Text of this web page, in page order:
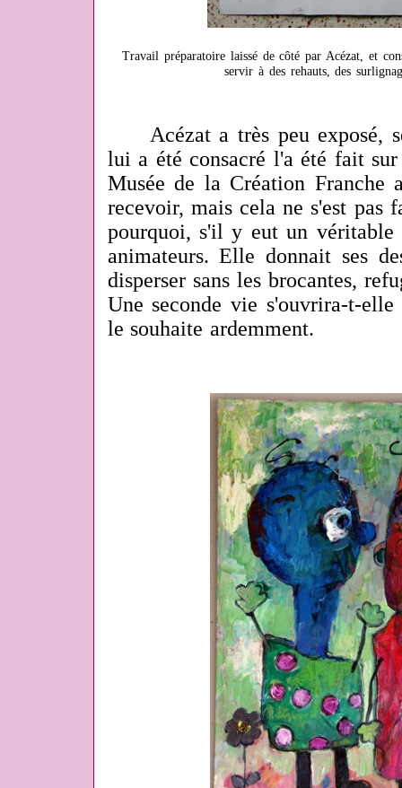
Travail préparatoire laissé de côté par Acézat, et
servir à des rehauts, des
Acézat a très peu exposé,
lui a été consacré l'a été fait
Musée de la Création Franche
recevoir, mais cela ne s'est pas
pourquoi, s'il y eut un véritable
animateurs. Elle donnait ses
disperser sans les brocantes,
Une seconde vie s'ouvrira-t-
le souhaite ardemment.